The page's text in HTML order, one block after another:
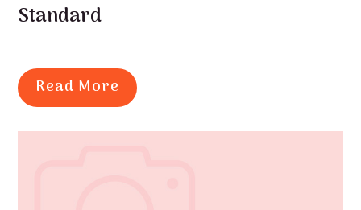
Standard
Read More